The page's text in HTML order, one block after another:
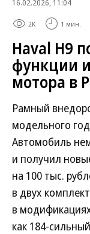
16.02.2026, 11:04
2K 1 мин.
Haval H9
функции
мотора в
Рамный
модельного
Автомобиль
и получил
на 100 тыс.
в двух
в
как 184-